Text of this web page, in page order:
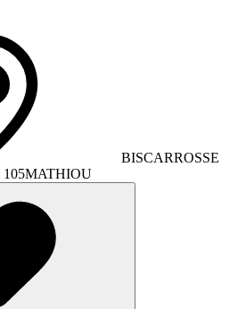
BISCARROSSE
105MATHIOU